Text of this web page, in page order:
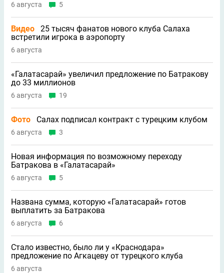
6 августа 5
Видео
25 тысяч фанатов нового клуба Салаха
встретили игрока в аэропорту
6 августа
«Галатасарай» увеличил предложение по Батракову
до 33 миллионов
6 августа 19
Фото Салах подписал контракт с турецким клубом
6 августа 3
Новая информация по возможному переходу
Батракова в «Галатасарай»
6 августа 5
Названа сумма, которую «Галатасарай» готов
выплатить за Батракова
6 августа 6
Стало известно, было ли у «Краснодара»
предложение по Агкацеву от турецкого клуба
6 августа